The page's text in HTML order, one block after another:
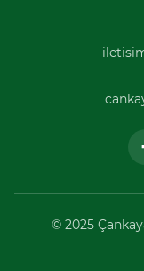
© 2025